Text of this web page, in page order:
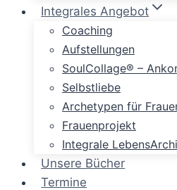
Integrales Angebot
Coaching
Aufstellungen
SoulCollage® –
Selbstliebe
Archetypen für
Frauenprojekt
Integrale
Unsere Bücher
Termine